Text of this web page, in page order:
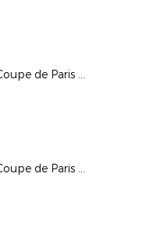
La finale de la Coupe de Paris Crédit Mutuel IDF U17 garçons
La finale de la Coupe de Paris Crédit Mutuel IDF U19 garçons